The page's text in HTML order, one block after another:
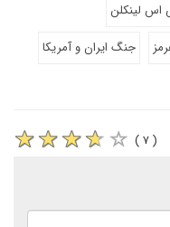
اس لینکلن
جنگ ایران و آمریکا
( ۷ )